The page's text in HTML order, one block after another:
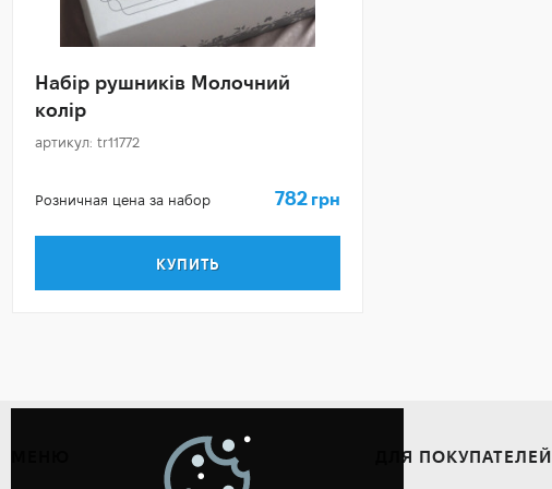
Набір рушників Молочний
колір
артикул: tr11772
Розничная цена за набор 782 грн
КУПИТЬ
ДЛЯ ПОКУПАТЕЛЕЙ